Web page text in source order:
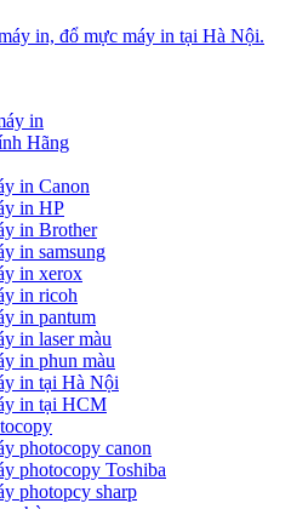
in
Hãng
in Canon
in HP
in Brother
in samsung
in xerox
in ricoh
in pantum
in laser màu
in phun màu
in tại Hà Nội
in tại HCM
photocopy canon
photocopy Toshiba
photopcy sharp